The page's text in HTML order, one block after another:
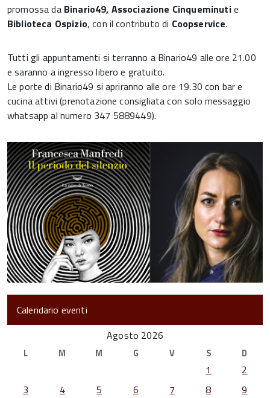
promossa da Binario49, Associazione Cinqueminutie
Biblioteca Ospizio, con il contributo di Coopservice.
Tutti gli appuntamenti si terranno a Binario49 alle ore 21.00
e saranno a ingresso libero e gratuito.
Le porte di Binario49 si apriranno alle ore 19.30 con bar e
cucina attivi (prenotazione consigliata con solo messaggio
whatsapp al numero 347 5889449).
Calendario eventi
Agosto 2026
L M M G V S D
1
2
3
4 5 6 7 8
9